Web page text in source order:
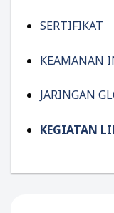
SERTIFIKAT
KEAMANAN
JARINGAN
KEGIATAN